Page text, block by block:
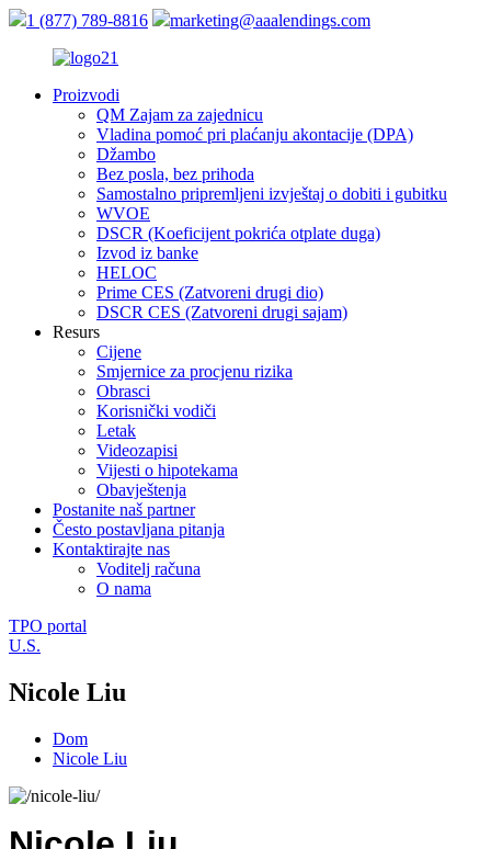
1 (877) 789-8816 marketing@aaalendings.com
Proizvodi
QM Zajam za zajednicu
Vladina pomoć pri plaćanju akontacije (DPA)
Džambo
Bez posla, bez prihoda
Samostalno pripremljeni izvještaj o dobiti i gubitku
WVOE
DSCR (Koeficijent pokrića otplate duga)
Izvod iz banke
HELOC
Prime CES (Zatvoreni drugi dio)
DSCR CES (Zatvoreni drugi sajam)
Resurs
Cijene
Smjernice za procjenu rizika
Obrasci
Korisnički vodiči
Letak
Videozapisi
Vijesti o hipotekama
Obavještenja
Postanite naš partner
Često postavljana pitanja
Kontaktirajte nas
Voditelj računa
O nama
TPO portal
U.S.
Nicole Liu
Dom
Nicole Liu